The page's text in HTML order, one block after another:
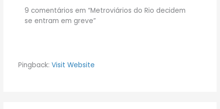
9 comentários em “Metroviários do Rio decidem
se entram em greve”
Pingback: Visit Website